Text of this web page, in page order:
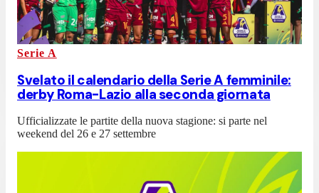
Serie A
Svelato il calendario della Serie A femminile:
derby Roma-Lazio alla seconda giornata
Ufficializzate le partite della nuova stagione: si parte nel
weekend del 26 e 27 settembre